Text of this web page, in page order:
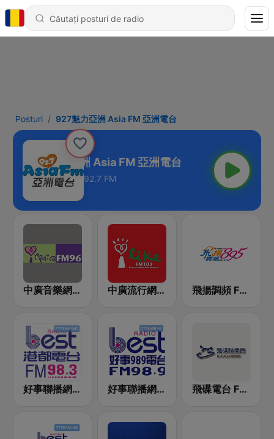
Posturi 927魅力亞洲 Asia FM 亞洲電台
927魅力亞洲 Asia FM 亞洲電台
92.7 FM
中廣音樂網 i Radio FM96.3 中廣流行網 I like radio 飛揚調頻 FM 89.5
好事聯播網 港都983 Best Radio FM98.3 好事聯播網 Best Radio FM98.9 飛碟電台 FM92.1